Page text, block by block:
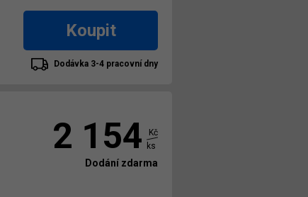
Koupit
Dodávka 3-4 pracovní dny
2 154
Kč
ks
Dodání zdarma